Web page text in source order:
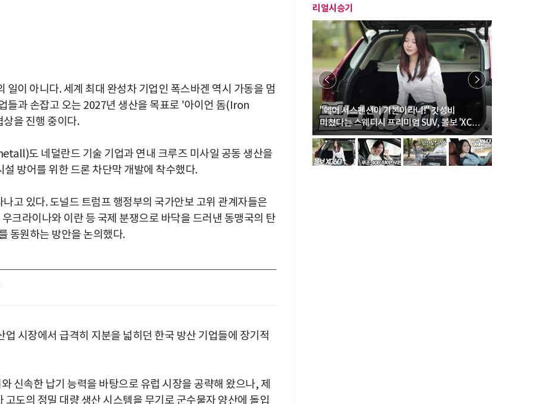
이 아니다. 세계 최대 완성차 기업인 폭스바겐 역시 가동을 멈
들과 손잡고 오는 2027년 생산을 목표로 '아이언 돔(Iron
을 진행 중이다.
도 네덜란드 기술 기업과 연내 크루즈 미사일 공동 생산을
방어를 위한 드론 차단막 개발에 착수했다.
고 있다. 도널드 트럼프 행정부의 국가안보 고위 관계자들은
크라이나와 이란 등 국제 분쟁으로 바닥을 드러낸 동맹국의 탄
동원하는 방안을 논의했다.
시장에서 급격히 지분을 넓히던 한국 방산 기업들에 장기적
신속한 납기 능력을 바탕으로 유럽 시장을 공략해 왔으나, 제
도의 정밀 대량 생산 시스템을 무기로 군수물자 양산에 돌입
리얼시승기
박지수 아나운서가 타본 ‘전설의 무쏘’… “여성·
"에어 서스펜션이 기본이라니!" 갓성비
미쳤다는 스웨디시 프리미엄 SUV, 볼보 'XC60
B5 울트라'